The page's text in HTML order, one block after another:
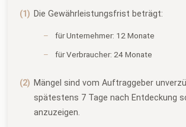
Die Gewährleistungsfrist beträgt:
für Unternehmer: 12 Monate
für Verbraucher: 24 Monate
Mängel sind vom Auftraggeber
spätestens 7 Tage nach Entdeckung
anzuzeigen.